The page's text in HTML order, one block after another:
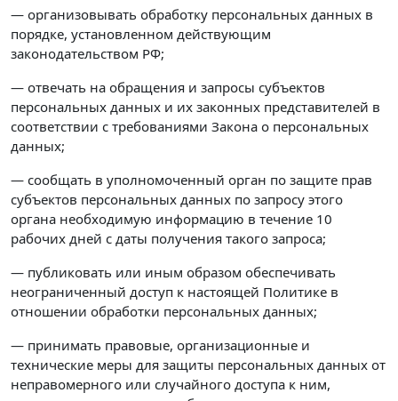
— организовывать обработку персональных данных в
порядке, установленном действующим
законодательством РФ;
— отвечать на обращения и запросы субъектов
персональных данных и их законных представителей в
соответствии с требованиями Закона о персональных
данных;
— сообщать в уполномоченный орган по защите прав
субъектов персональных данных по запросу этого
органа необходимую информацию в течение 10
рабочих дней с даты получения такого запроса;
— публиковать или иным образом обеспечивать
неограниченный доступ к настоящей Политике в
отношении обработки персональных данных;
— принимать правовые, организационные и
технические меры для защиты персональных данных от
неправомерного или случайного доступа к ним,